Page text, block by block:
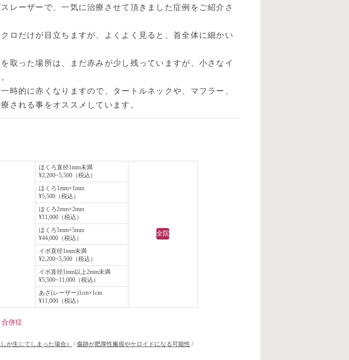
レーザーで、一気に治療させて頂きました症例をご紹介さ
ロだけが目立ちますが、よくよく見ると、首全体に細かい
取った場所は、まだ赤みが少し残っていますが、小さなイ
時的に赤くなりますので、タートルネックや、マフラー、
される事をオススメしています。
ほくろ直径1mm未満
¥2,200~5,500（税込）
全院
ほくろ1mm×1mm
¥5,500（税込）
ほくろ2mm×2mm
¥11,000（税込）
ほくろ5mm×5mm
¥44,000（税込）
イボ直径1mm未満
¥2,200~5,500（税込）
イボ直径1mm以上2mm未満
¥5,500~11,000（税込）
あざ(レーザー)1cm×1cm
¥11,000（税込）
合併症
が生じてしまった場合）
/傷跡が肥厚性瘢痕やケロイドになる可能性 /